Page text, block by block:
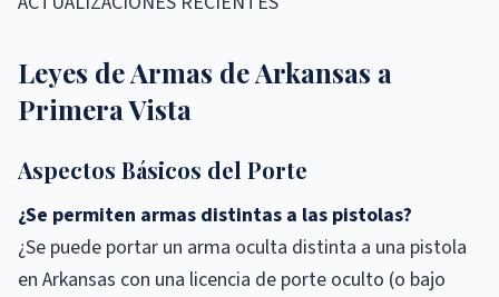
Leyes de Armas de Arkansas a
Primera Vista
Aspectos Básicos del Porte
¿Se permiten armas distintas a las pistolas?
¿Se puede portar un arma oculta distinta a una pistola
en Arkansas con una licencia de porte oculto (o bajo